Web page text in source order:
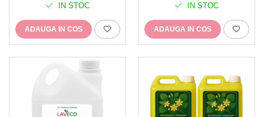
IN STOC
ADAUGA IN COS
IN STOC
ADAUGA IN COS